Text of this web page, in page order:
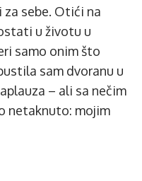
sebe. Otići na
u životu u
samo onim što
sam dvoranu u
– ali sa nečim
netaknuto: mojim